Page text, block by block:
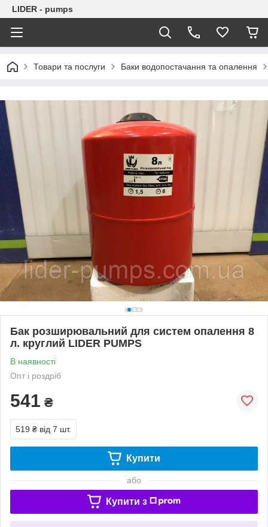
LIDER - pumps
Товари та послуги Баки водопостачання та опалення
Бак розширювальний для систем опалення 8
л. круглий LIDER PUMPS
В наявності
Опт і роздріб
541 ₴
519 ₴ від 7 шт.
Купити
або
Купити з